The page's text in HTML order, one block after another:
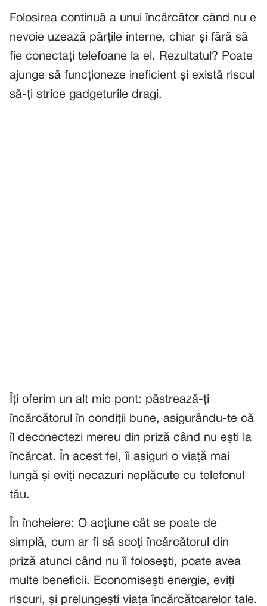
Folosirea continuă a unui încărcător când nu e
nevoie uzează părțile interne, chiar și fără să
fie conectați telefoane la el. Rezultatul? Poate
ajunge să funcționeze ineficient și există riscul
să-ți strice gadgeturile dragi.
Îți oferim un alt mic pont: păstrează-ți
încărcătorul în condiții bune, asigurându-te că
îl deconectezi mereu din priză când nu ești la
încărcat. În acest fel, îi asiguri o viață mai
lungă și eviți necazuri neplăcute cu telefonul
tău.
În încheiere: O acțiune cât se poate de
simplă, cum ar fi să scoți încărcătorul din
priză atunci când nu îl folosești, poate avea
multe beneficii. Economisești energie, eviți
riscuri, și prelungești viața încărcătoarelor tale.